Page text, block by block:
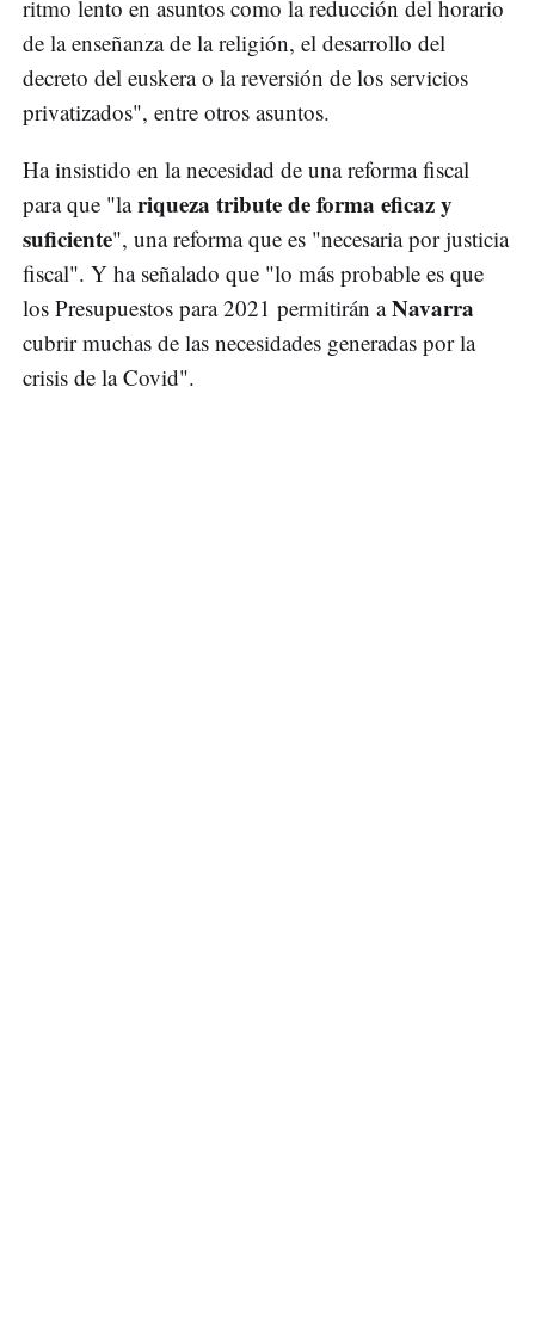
ritmo lento en asuntos como la reducción del horario
de la enseñanza de la religión, el desarrollo del
decreto del euskera o la reversión de los servicios
privatizados", entre otros asuntos.
Ha insistido en la necesidad de una reforma fiscal
para que "lariqueza tribute de forma eficaz y
suficiente", una reforma que es "necesaria por justicia
fiscal". Y ha señalado que "lo más probable es que
los Presupuestos para 2021 permitirán aNavarra
cubrir muchas de las necesidades generadas por la
crisis de la Covid".